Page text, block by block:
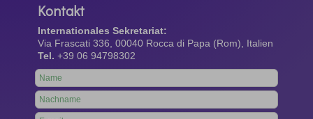
Kontakt
Internationales Sekretariat:
Via Frascati 336, 00040 Rocca di Papa (Rom), Italien
Tel. +39 06 94798302
Leave
this
field
blank